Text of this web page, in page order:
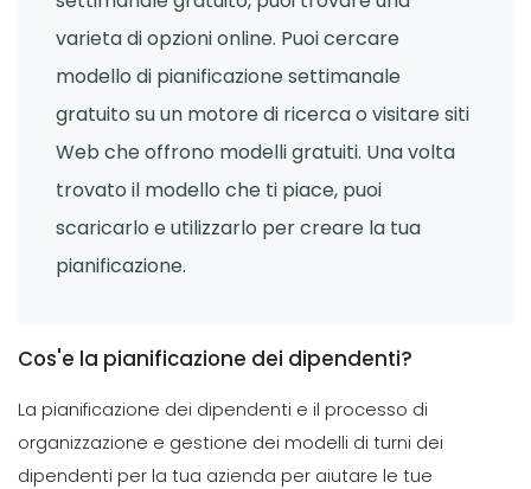
8 Suggerimenti per migliorare le tue
pratiche di pianificazione
Michelle Jaco Oct 12, 2020
Scheduling
3 Migliori metodi per la creazione di
un programma di lavoro Calendar Il
software di pianificazione
Michelle Jaco
la giornata lavorativa del tuo team
Michelle Jaco Oct 12, 2020
Scheduling
reale e come funzionano
Sanchari Chatterjee Apr 12, 2022
Employee Scheduling
10 capacita di gestione del tempo
per rendere la tua giornata piu
produttiva
Sanchari Chatterjee Mar 31, 2022
software di pianificazione dei
Scrittore Personale Mar 29, 2022
varieta di opzioni online. Puoi cercare
modello di pianificazione settimanale
gratuito su un motore di ricerca o visitare siti
Web che offrono modelli gratuiti. Una volta
trovato il modello che ti piace, puoi
scaricarlo e utilizzarlo per creare la tua
pianificazione.
Cos'e la pianificazione dei dipendenti?
La pianificazione dei dipendenti e il processo di
organizzazione e gestione dei modelli di turni dei
dipendenti per la tua azienda per aiutare le tue